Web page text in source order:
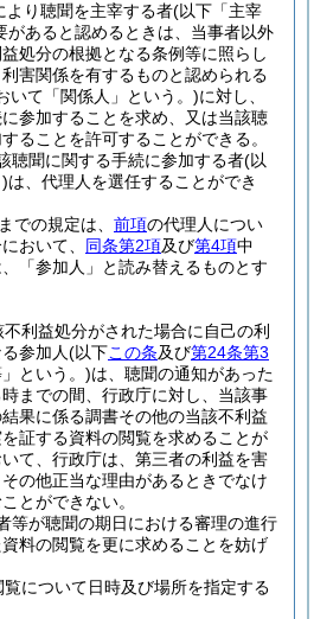
より聴聞を主宰する者(以下「主宰
があると認めるときは、当事者以外
処分の根拠となる条例等に照らし
害関係を有するものと認められる
いて「関係人」という。)に対し、
参加することを求め、又は当該聴
ることを許可することができる。
聴聞に関する手続に参加する者(以
は、代理人を選任することができ
までの規定は、 前項の代理人につい
おいて、 同条第2項及び第4項中
、「参加人」と読み替えるものとす
利益処分がされた場合に自己の利
参加人(以下この条及び第24条第3
という。)は、聴聞の通知があった
までの間、行政庁に対し、当該事
果に係る調書その他の当該不利益
証する資料の閲覧を求めることが
て、行政庁は、第三者の利益を害
の他正当な理由があるときでなけ
とができない。
等が聴聞の期日における審理の進行
料の閲覧を更に求めることを妨げ
覧について日時及び場所を指定する